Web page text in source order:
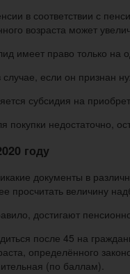
в соответствии с
возраста может
имеет право только на
если он признан
субсидия на
покупки недостаточно,
году
документы в
просчитать величину
достигают
после 45 на
определённого
(по баллам).